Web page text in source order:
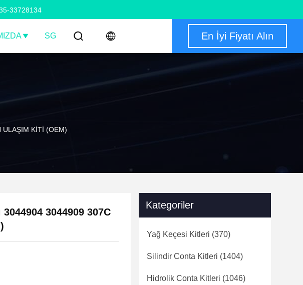
33728134
SG En İyi Fiyatı Alın
ULAŞIM KİTİ (OEM)
3044909 307C
Kategoriler
Yağ Keçesi Kitleri (370)
Silindir Conta Kitleri (1404)
Hidrolik Conta Kitleri (1046)